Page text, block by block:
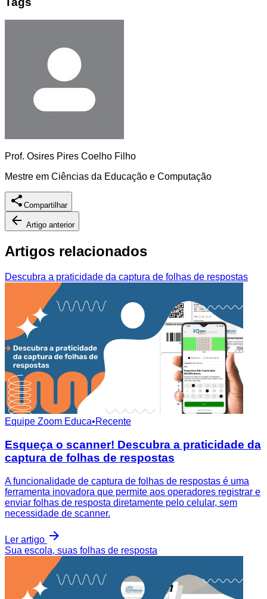
Prof. Osires Pires Coelho Filho
Mestre em Ciências da Educação e Computação
Compartilhar
Artigo anterior
Artigos relacionados
Descubra a praticidade da captura de folhas de respostas
Equipe Zoom Educa•Recente
Esqueça o scanner! Descubra a praticidade da
captura de folhas de respostas
A funcionalidade de captura de folhas de respostas é uma
ferramenta inovadora que permite aos operadores registrar e
enviar folhas de resposta diretamente pelo celular, sem
necessidade de scanner.
Ler artigo
Sua escola, suas folhas de resposta